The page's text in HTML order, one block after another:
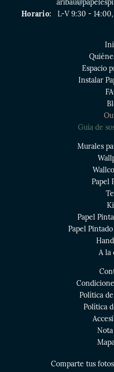
Horario:
L-V 9:30 -
Espacio
Instalar
Guía de
Murales
Papel
Papel
Papel
A la
Política
Política
Comparte tus